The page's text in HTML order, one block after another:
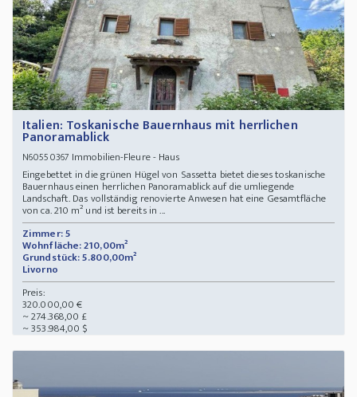
Italien: Toskanische Bauernhaus mit herrlichen
Panoramablick
N60550367 Immobilien-Fleure - Haus
Eingebettet in die grünen Hügel von Sassetta bietet dieses toskanische
Bauernhaus einen herrlichen Panoramablick auf die umliegende
Landschaft. Das vollständig renovierte Anwesen hat eine Gesamtfläche
von ca. 210 m² und ist bereits in ...
Zimmer: 5
Wohnfläche: 210,00m²
Grundstück: 5.800,00m²
Livorno
Preis:
320.000,00 €
~ 274.368,00 £
~ 353.984,00 $